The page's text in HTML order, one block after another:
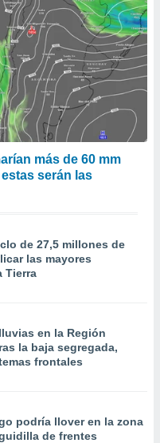
más de 60 mm
serán las
de 27,5 millones de
las mayores
Tierra
en la Región
la baja segregada,
frontales
podría llover en la zona
de frentes